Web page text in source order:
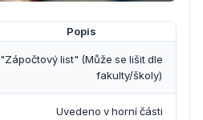
Popis
"Zápočtový list" (Může se lišit dle
fakulty/školy)
Uvedeno v horní části